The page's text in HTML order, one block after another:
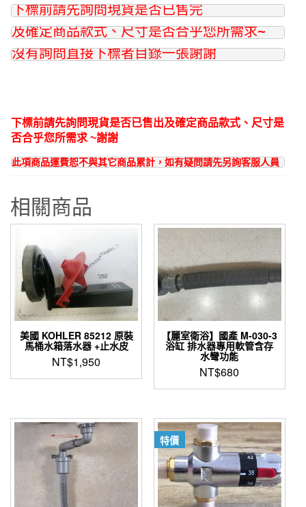
下標前請先詢問現貨是否已售完
及確定商品款式、尺寸是否合乎您所需求~
沒有詢問直接下標者目錄一張謝謝
下標前請先詢問現貨是否已售出及確定商品款式、尺寸是
否合乎您所需求 ~謝謝
此項商品運費恕不與其它商品累計，如有疑問請先另詢客服人員
相關商品
美國 KOHLER 85212 原裝
馬桶水箱落水器 +止水皮
NT$1,950
【麗室衛浴】國產 M-030-3
浴缸 排水器專用軟管含存
水彎功能
NT$680
特價